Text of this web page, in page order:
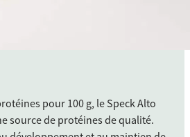
pour 100 g, le Speck Alto
source de protéines de qualité.